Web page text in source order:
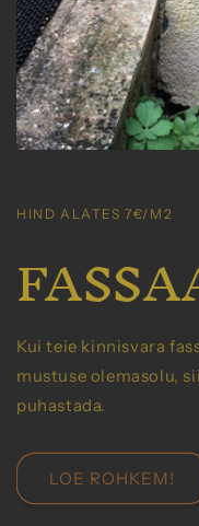
HIND ALATES 7€/M2
Kui teie kinnisvara
mustuse olemasolu,
puhastada.
LOE ROHKEM!